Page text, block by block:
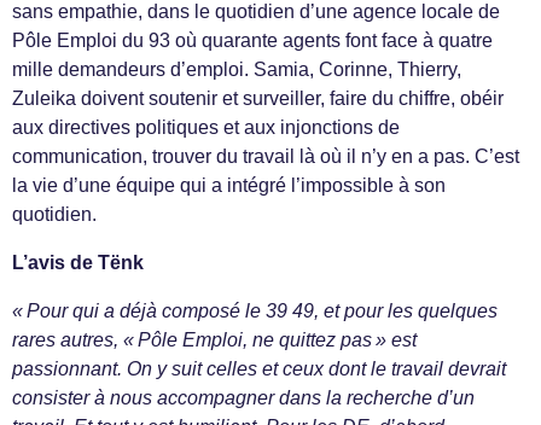
sans empathie, dans le quotidien d’une agence locale de
Pôle Emploi du 93 où quarante agents font face à quatre
mille demandeurs d’emploi. Samia, Corinne, Thierry,
Zuleika doivent soutenir et surveiller, faire du chiffre, obéir
aux directives politiques et aux injonctions de
communication, trouver du travail là où il n’y en a pas. C’est
la vie d’une équipe qui a intégré l’impossible à son
quotidien.
L’avis de Tënk
« Pour qui a déjà composé le 39 49, et pour les quelques
rares autres, « Pôle Emploi, ne quittez pas » est
passionnant. On y suit celles et ceux dont le travail devrait
consister à nous accompagner dans la recherche d’un